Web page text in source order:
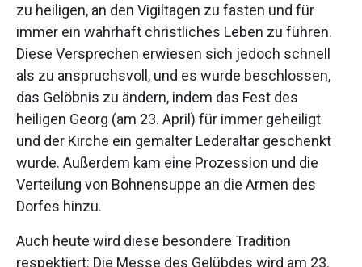
zu heiligen, an den Vigiltagen zu fasten und für
immer ein wahrhaft christliches Leben zu führen.
Diese Versprechen erwiesen sich jedoch schnell
als zu anspruchsvoll, und es wurde beschlossen,
das Gelöbnis zu ändern, indem das Fest des
heiligen Georg (am 23. April) für immer geheiligt
und der Kirche ein gemalter Lederaltar geschenkt
wurde. Außerdem kam eine Prozession und die
Verteilung von Bohnensuppe an die Armen des
Dorfes hinzu.
Auch heute wird diese besondere Tradition
respektiert: Die Messe des Gelübdes wird am 23.